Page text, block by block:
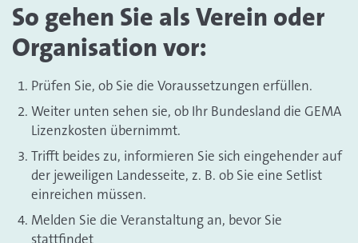
So gehen Sie als Verein oder
Organisation vor:
Prüfen Sie, ob Sie die Voraussetzungen erfüllen.
Weiter unten sehen sie, ob Ihr Bundesland die GEMA
Lizenzkosten übernimmt.
Trifft beides zu, informieren Sie sich eingehender auf
der jeweiligen Landesseite, z. B. ob Sie eine Setlist
einreichen müssen.
Melden Sie die Veranstaltung an, bevor Sie
stattfindet